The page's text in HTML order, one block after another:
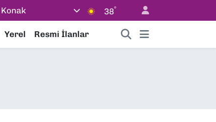
Konak 38°
Yerel Resmi İlanlar